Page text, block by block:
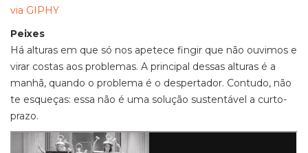
via GIPHY
Peixes
Há alturas em que só nos apetece fingir que não ouvimos e
virar costas aos problemas. A principal dessas alturas é a
manhã, quando o problema é o despertador. Contudo, não
te esqueças: essa não é uma solução sustentável a curto-
prazo.